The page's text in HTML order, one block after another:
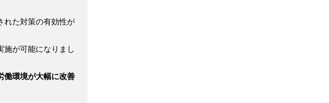
れた対策の有効性が
施が可能になりまし
働環境が大幅に改善